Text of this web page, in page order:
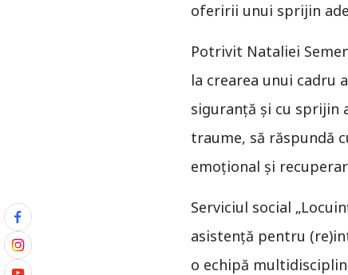
oferirii unui sprijin
Potrivit Nataliei
la crearea unui cadru
siguranță și cu sprijin
traume, să răspundă
emoțional și
Serviciul social
asistență pentru
o echipă